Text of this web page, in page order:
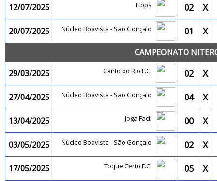
12/07/2025 Trops 02 X
20/07/2025 Núcleo Boavista - São Gonçalo 01 X
CAMPEONATO
29/03/2025
Canto do Rio F.C. 02 X
27/04/2025 Núcleo Boavista - São Gonçalo 04 X
13/04/2025 Joga Facil 00 X
03/05/2025 Núcleo Boavista - São Gonçalo 02 X
17/05/2025 Toque Certo F.C. 05 X